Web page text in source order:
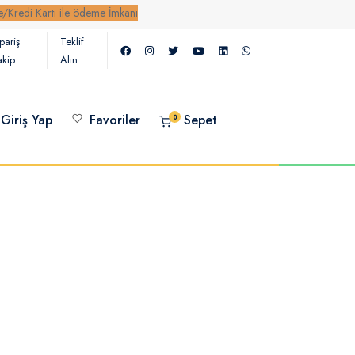
ile ödeme İmkanı
Teklif
Alın
Giriş Yap Favoriler 0 Sepet